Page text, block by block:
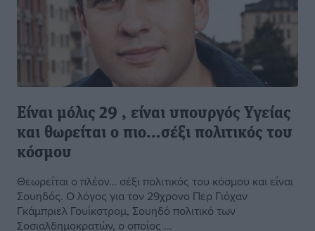
Είναι μόλις 29 , είναι υπουργός Υγείας
και θωρείται ο πιο…σέξι πολιτικός του
κόσμου
Θεωρείται ο πλέον… σέξι πολιτικός του κόσμου και είναι
Σουηδός. Ο λόγος για τον 29χρονο Περ Γιόχαν
Γκάμπριελ Γουίκστρομ, Σουηδό πολιτικό των
Σοσιαλδημοκρατών, ο οποίος ...